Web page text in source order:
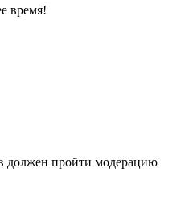
время!
должен пройти модерацию